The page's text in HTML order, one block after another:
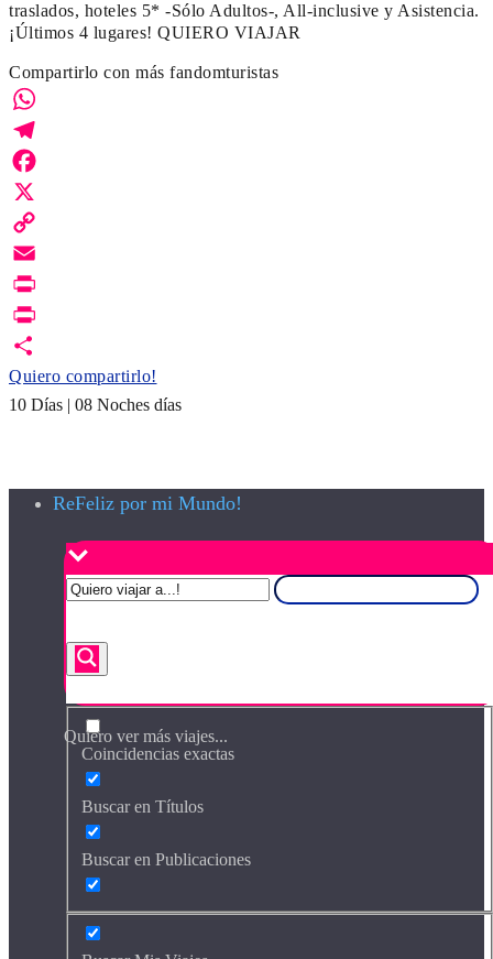
traslados, hoteles 5* -Sólo Adultos-, All-inclusive y Asistencia.
¡Últimos 4 lugares! QUIERO VIAJAR
Compartirlo con más fandomturistas
WhatsApp
Telegram
Facebook
X
Copy
Link
Email
Print
PrintFriendly
Quiero compartirlo!
10 Días | 08 Noches días
ReFeliz por mi Mundo!
Quiero ver más viajes...
Coincidencias exactas
Buscar en Títulos
Buscar en Publicaciones